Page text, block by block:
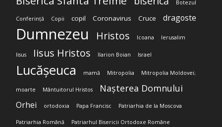
Botezul
Conferință Copii copil Coronavirus Cruce dragoste
Dumnezeu Hristos Icoana Ierusalim
Iisus Iisus Hristos Ilarion Boian Israel
Lucășeuca mamă Mitropolia Mitropolia Moldovei;
moarte Mântuitorul Hristos Nașterea Domnului
Orhei ortodoxia Papa Francisc Patriarhia de la Moscova
Patriarhia Română Patriarhul Bisericii Ortodoxe Române